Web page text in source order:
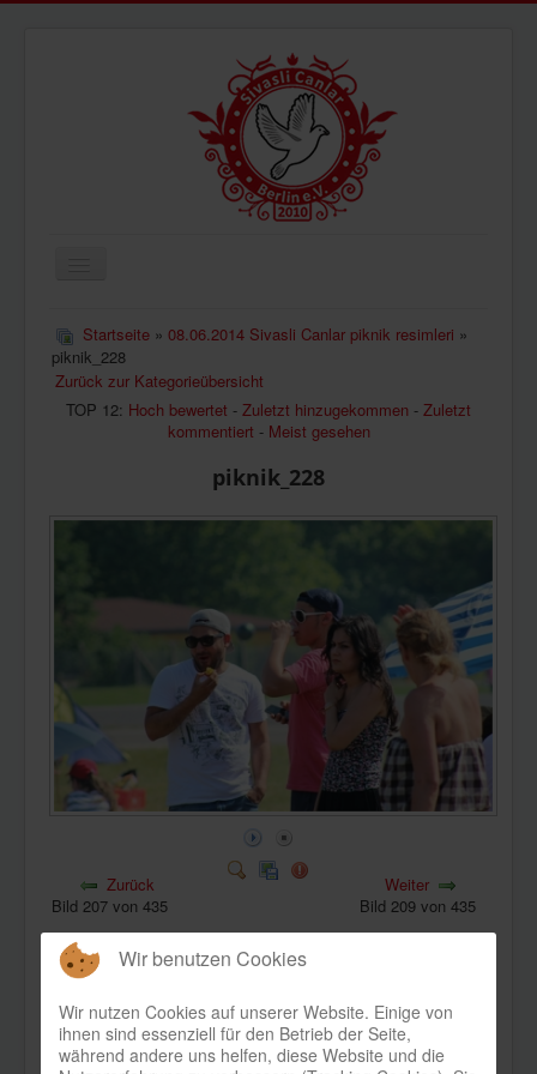
ÜBERUNS
AKTUELLES
BILDER
DATENSCHUTZ
Startseite » 08.06.2014 Sivasli Canlar piknik resimleri »
piknik_228
Zurück zur Kategorieübersicht
TOP 12: Hoch bewertet - Zuletzt hinzugekommen - Zuletzt
kommentiert - Meist gesehen
piknik_228
Zurück
Bild 207 von 435
Weiter
Bild 209 von 435
Bild-Informationen
Wir benutzen Cookies
Wir nutzen Cookies auf unserer Website. Einige von
ihnen sind essenziell für den Betrieb der Seite,
während andere uns helfen, diese Website und die